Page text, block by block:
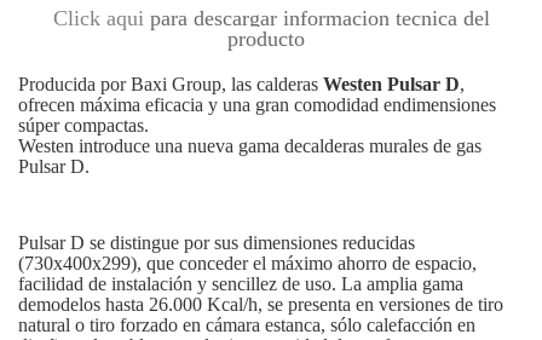
Click aqui para descargar informacion tecnica del
producto
Producida por Baxi Group, las calderas Westen Pulsar D,
ofrecen máxima eficacia y una gran comodidad endimensiones
súper compactas.
Westen introduce una nueva gama decalderas murales de gas
Pulsar D.
Pulsar D se distingue por sus dimensiones reducidas
(730x400x299), que conceder el máximo ahorro de espacio,
facilidad de instalación y sencillez de uso. La amplia gama
demodelos hasta 26.000 Kcal/h, se presenta en versiones de tiro
natural o tiro forzado en cámara estanca, sólo calefacción en